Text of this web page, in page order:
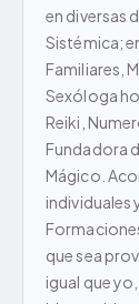
en diversas
Sistémica;
Familiares,
Sexóloga
Reiki,
Fundadora
Mágico.
individuales
que sea
igual que